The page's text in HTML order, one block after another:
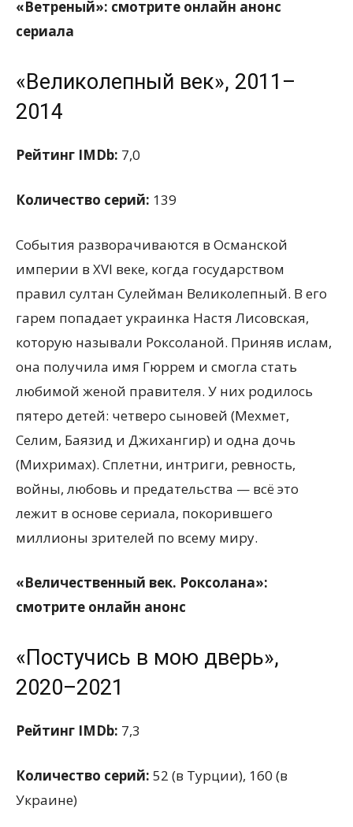
«Ветреный»: смотрите онлайн анонс
сериала
«Великолепный век», 2011–
2014
Рейтинг IMDb: 7,0
Количество серий: 139
События разворачиваются в Османской
империи в XVI веке, когда государством
правил султан Сулейман Великолепный. В его
гарем попадает украинка Настя Лисовская,
которую называли Роксоланой. Приняв ислам,
она получила имя Гюррем и смогла стать
любимой женой правителя. У них родилось
пятеро детей: четверо сыновей (Мехмет,
Селим, Баязид и Джихангир) и одна дочь
(Михримах). Сплетни, интриги, ревность,
войны, любовь и предательства — всё это
лежит в основе сериала, покорившего
миллионы зрителей по всему миру.
«Величественный век. Роксолана»:
смотрите онлайн анонс
«Постучись в мою дверь»,
2020–2021
Рейтинг IMDb: 7,3
Количество серий: 52 (в Турции), 160 (в
Украине)